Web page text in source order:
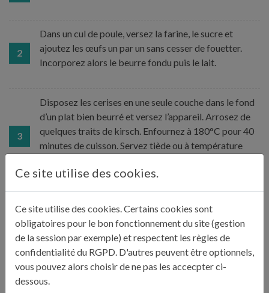
2
Dans un cul de poule, versez la farine, le sucre et
ajoutez les œufs un par un sans cesser de fouetter.
Incorporez alors le beurre fondu puis le lait.
3
Disposez les cerises en une seule couche dans le fond
d’un plat bien beurré et versez l’appareil. Arrosez de
quelques traits de kirsch. Enfournez à 180°C pour 40
minutes de cuisson. Servez tiède ou à température
LE CONSEIL DE JULIE
«Évitez de mettre ce clafoutis au réfrigérateur.
Noëlle fait la même recette avec des pommes lorsque ce
n'est pas la saison des cerises.»
Ce site utilise des cookies.
Ce site utilise des cookies. Certains cookies sont
obligatoires pour le bon fonctionnement du site (gestion
de la session par exemple) et respectent les règles de
confidentialité du RGPD. D'autres peuvent être optionnels,
vous pouvez alors choisir de ne pas les accecpter ci-
dessous.